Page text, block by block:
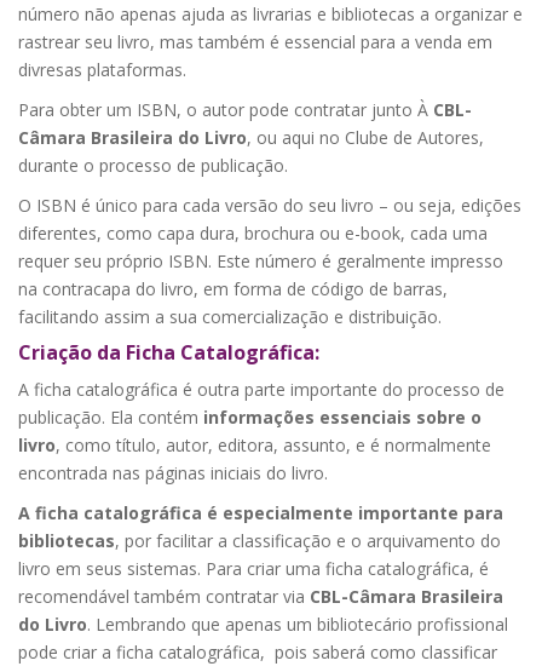
número não apenas ajuda as livrarias e bibliotecas a organizar e
rastrear seu livro, mas também é essencial para a venda em
divresas plataformas.
Para obter um ISBN, o autor pode contratar junto À CBL-
Câmara Brasileira do Livro, ou aqui no Clube de Autores,
durante o processo de publicação.
O ISBN é único para cada versão do seu livro – ou seja, edições
diferentes, como capa dura, brochura ou e-book, cada uma
requer seu próprio ISBN. Este número é geralmente impresso
na contracapa do livro, em forma de código de barras,
facilitando assim a sua comercialização e distribuição.
Criação da Ficha Catalográfica:
A ficha catalográfica é outra parte importante do processo de
publicação. Ela contém informações essenciais sobre o
livro, como título, autor, editora, assunto, e é normalmente
encontrada nas páginas iniciais do livro.
A ficha catalográfica é especialmente importante para
bibliotecas, por facilitar a classificação e o arquivamento do
livro em seus sistemas. Para criar uma ficha catalográfica, é
recomendável também contratar via CBL-Câmara Brasileira
do Livro. Lembrando que apenas um bibliotecário profissional
pode criar a ficha catalográfica, pois saberá como classificar